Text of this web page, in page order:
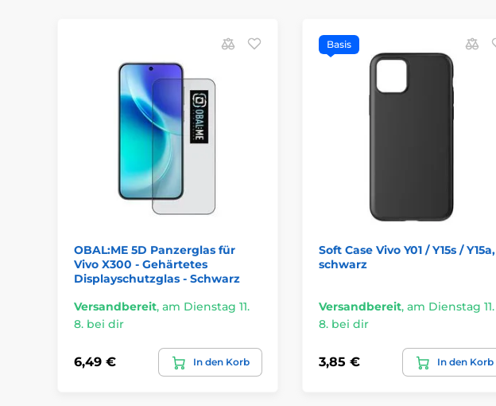
OBAL:ME 5D Panzerglas für
Vivo X300 - Gehärtetes
Displayschutzglas - Schwarz
Versandbereit, am Dienstag 11.
8. bei dir
6,49 € In den Korb
Basis
Soft Case Vivo Y01 / Y15s / Y15a,
schwarz
Versandbereit, am Dienstag 11.
8. bei dir
3,85 € In den Korb